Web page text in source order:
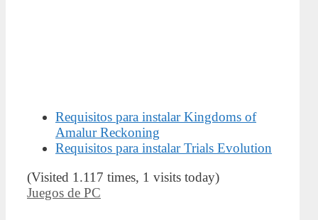
Requisitos para instalar Kingdoms of
Amalur Reckoning
Requisitos para instalar Trials Evolution
(Visited 1.117 times, 1 visits today)
Categorías
Juegos de PC